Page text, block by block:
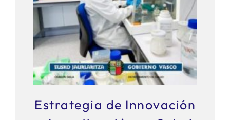
Estrategia de Innovación